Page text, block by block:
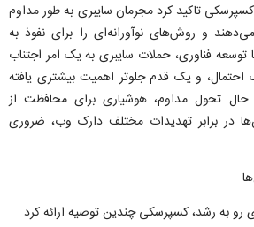
کسپرسکی تاکید کرد مجرمان سایبری به طور مداوم
و روش‌های نوآورانه‌ای را برای نفوذ به
توسعه فناوری، حملات سایبری به یک امر اجتناب
احتمال، و یک قدم جلوتر اهمیت بیشتری یافته
تحول مداوم، هوشیاری برای محافظت از
در برابر تهدیدات مختلف دارک وب، ضروری
به رشد، کسپرسکی چندین توصیه ارائه کرد